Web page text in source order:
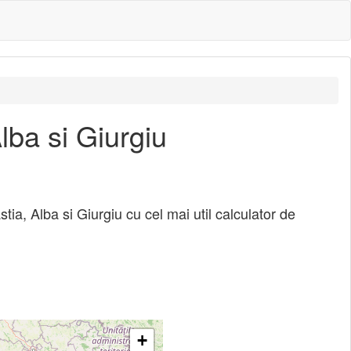
si Giurgiu
Alba si Giurgiu cu cel mai util calculator de
+